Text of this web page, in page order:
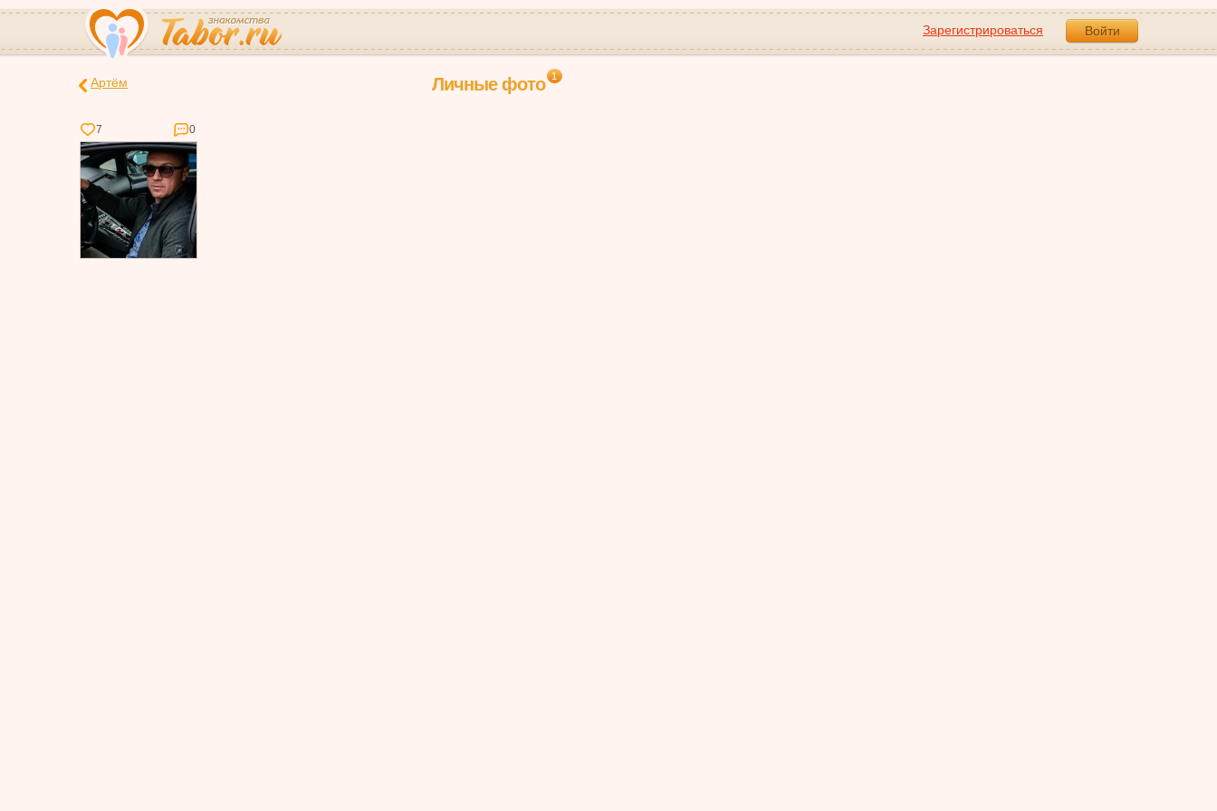
Зарегистрироваться Войти
Личные фото 1
Артём
7 0